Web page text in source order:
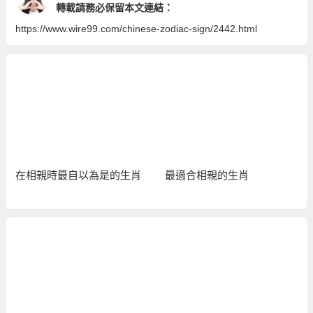
轉載請務必保留本文連結：
https://www.wire99.com/chinese-zodiac-sign/2442.html
在相親時最自以為是的生肖 最適合相親的生肖